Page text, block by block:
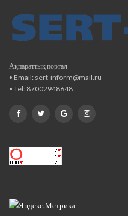
Ақпараттық портал
• Email: sert-inform@mail.ru
• Tel: 87002948648